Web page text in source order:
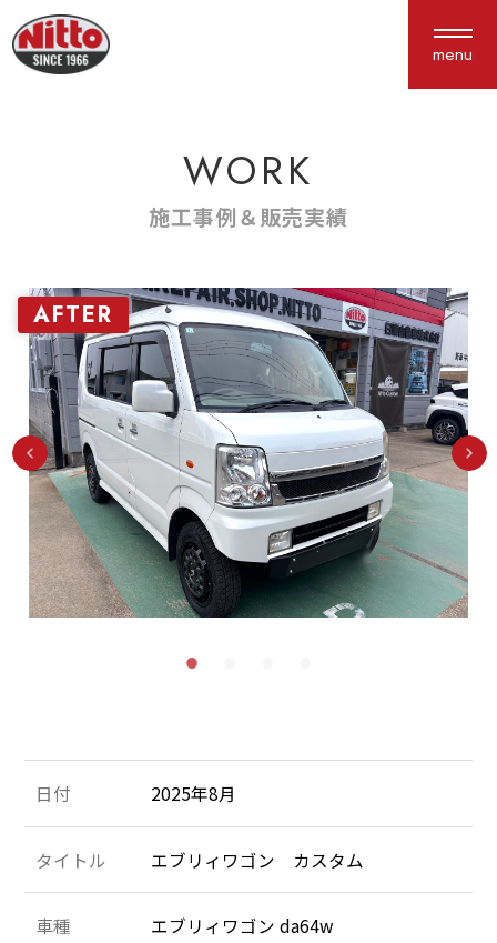
menu
私たちについて
会社概要
アクセス
Service
サービス紹介
鈑金塗装
保険
新車中古車販売
カスタム
Works
施工＆販売実績
Interview
お客様の声
Recruit
採用情報
053-471-5431
お問合せ
WORK
施工事例＆販売実績
AFTER
日付 2025年8月
タイトル エブリィワゴン カスタム
車種 エブリィワゴン da64w